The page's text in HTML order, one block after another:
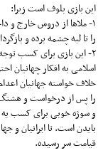
این بازی بلوف است زیرا:
۱- ملاها از دروس خارج و
را تا لبه چشمه برده و
۲- این بازی برای کسب
اسلامی به افکار چهانیان
خلاف خواسته جهانیان
را پس از درخواست و
و سوژه خوبی برای کسب
بایدن است. تا ایرانیان و
قیامت سر رسیده.